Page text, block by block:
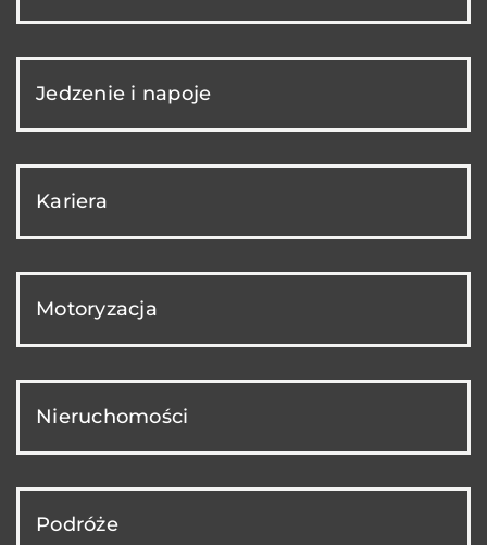
Jedzenie i napoje
Kariera
Motoryzacja
Nieruchomości
Podróże